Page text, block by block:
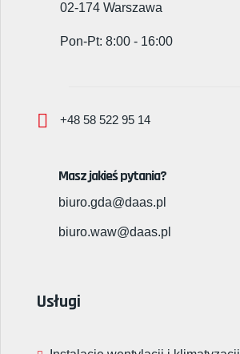
02-174 Warszawa
Pon-Pt: 8:00 - 16:00
+48 58 522 95 14
Masz jakieś pytania?
biuro.gda@daas.pl
biuro.waw@daas.pl
Usługi